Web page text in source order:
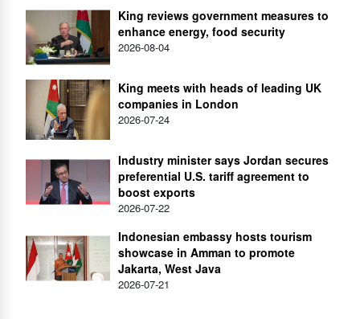
King reviews government measures to
enhance energy, food security
2026-08-04
King meets with heads of leading UK
companies in London
2026-07-24
Industry minister says Jordan secures
preferential U.S. tariff agreement to
boost exports
2026-07-22
Indonesian embassy hosts tourism
showcase in Amman to promote
Jakarta, West Java
2026-07-21